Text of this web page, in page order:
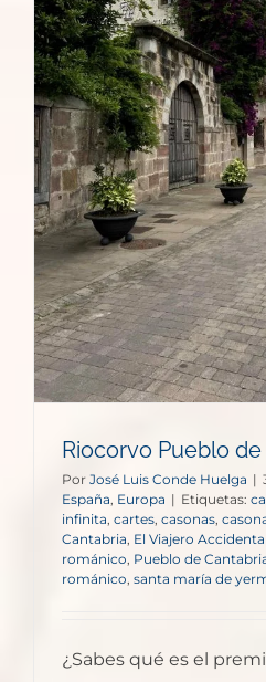
Riocorvo Pueblo de
Por José Luis Conde Huelga |
España, Europa | Etiquetas:
infinita, cartes, casonas
Cantabria, El Viajero
románico Pueblo de
románico santa maría de
¿Sabes qué es el